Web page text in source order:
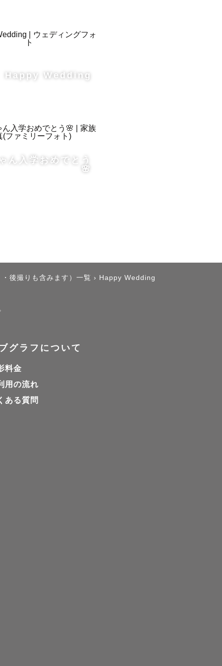
Happy Wedding
ん入学おめでとう
🌸
後撮りも含みます）一覧 › Happy Wedding
グラフについて
料金
用の流れ
ある質問